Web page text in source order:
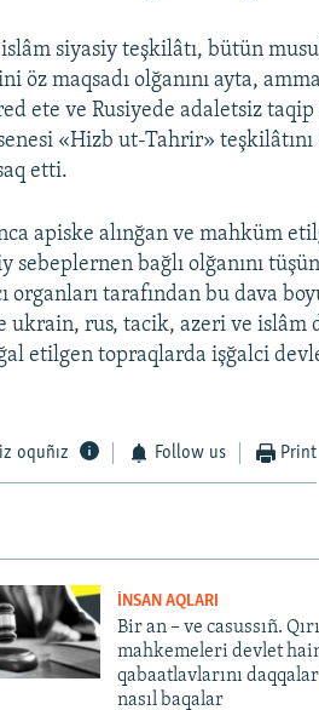
siyasiy teşkilâtı, bütün
maqsadı olğanını ayta,
ete ve Rusiyede adaletsiz
«Hizb ut-Tahrir»
etti.
apiske alınğan ve mahküm
sebeplernen bağlı olğanını
organları tarafından bu dava
ukrain, rus, tacik, azeri ve
etilgen topraqlarda işğalci
oquñız Follow us Print
İNSAN AQLARI
Bir an – ve casussıñ.
mahkemeleri devlet
qabaatlavlarını
nasıl baqalar